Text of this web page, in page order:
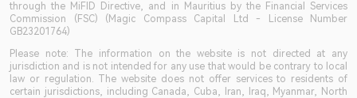
through the MiFID Directive, and in Mauritius by the Financial Services
Commission (FSC) (Magic Compass Capital Ltd - License Number
GB23201764)
Please note: The information on the website is not directed at any
jurisdiction and is not intended for any use that would be contrary to local
law or regulation. The website does not offer services to residents of
certain jurisdictions, including Canada, Cuba, Iran, Iraq, Myanmar, North